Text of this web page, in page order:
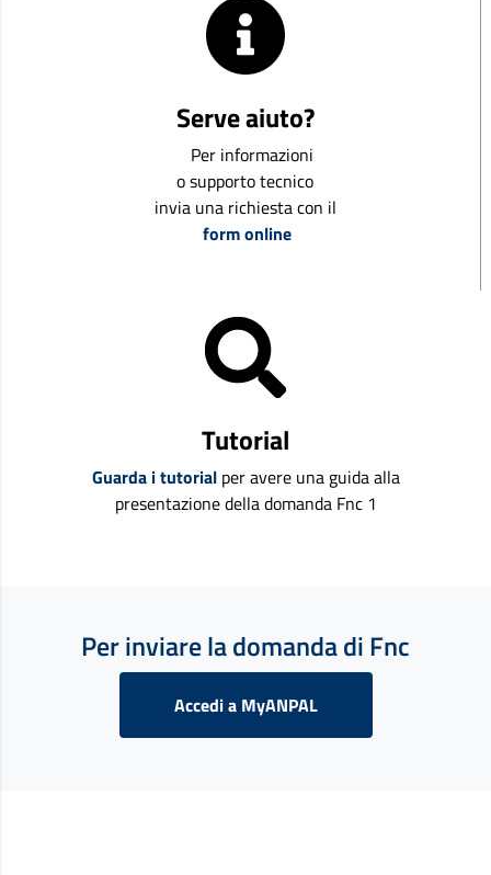
Serve aiuto?
Per informazioni
o supporto tecnico
invia una richiesta con il
form online
Tutorial
Guarda i tutorialper avere una guida alla
presentazione della domanda Fnc 1
Per inviare la domanda di Fnc
Accedi a MyANPALSito Esterno